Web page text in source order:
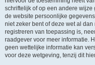
schriftelijk of op een andere
de website persoonlijke
niet zeker bent of deze wet al
registreren van toepassing is,
raadgever voor meer informatie.
geen wettelijke informatie kan
voor deze wetgeving, tenzij dit